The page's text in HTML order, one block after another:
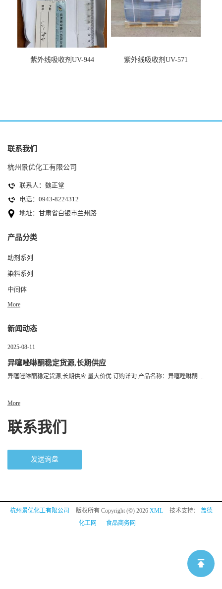
紫外线吸收剂UV-944 紫外线吸收剂UV-571
联系我们
杭州景优化工有限公司
联系人：魏正堂
电话：0943-8224312
地址：甘肃省白银市兰州路
产品分类
助剂系列
染料系列
中间体
More
新闻动态
2025-08-11
异噻唑啉酮稳定货源,长期供应
异噻唑啉酮稳定货源,长期供应 量大价优 订购详询 产品名称：异噻唑啉酮 ...
More
联系我们
发送询盘
杭州景优化工有限公司 版权所有 Copyright (©) 2026 XML 技术支持： 盖德
化工网
食品商务网